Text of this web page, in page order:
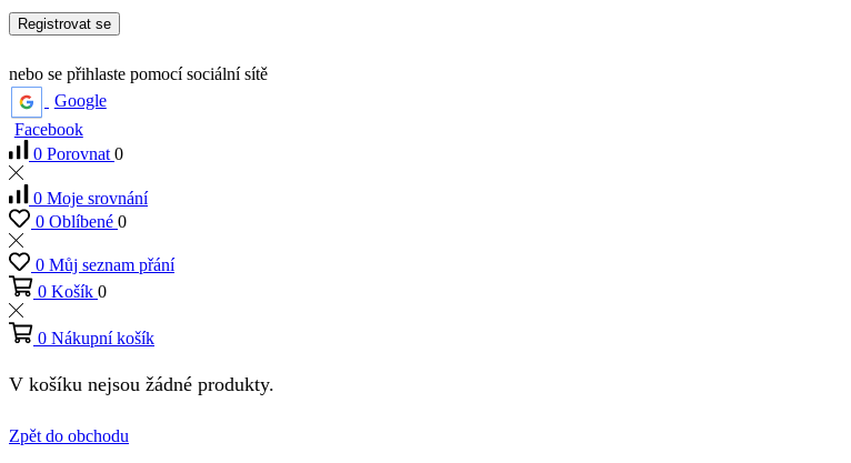
Registrovat se
nebo se přihlaste pomocí sociální sítě
Google
Facebook
0 Porovnat 0
0 Moje srovnání
0 Oblíbené 0
0 Můj seznam přání
0 Košík 0
0 Nákupní košík
V košíku nejsou žádné produkty.
Zpět do obchodu